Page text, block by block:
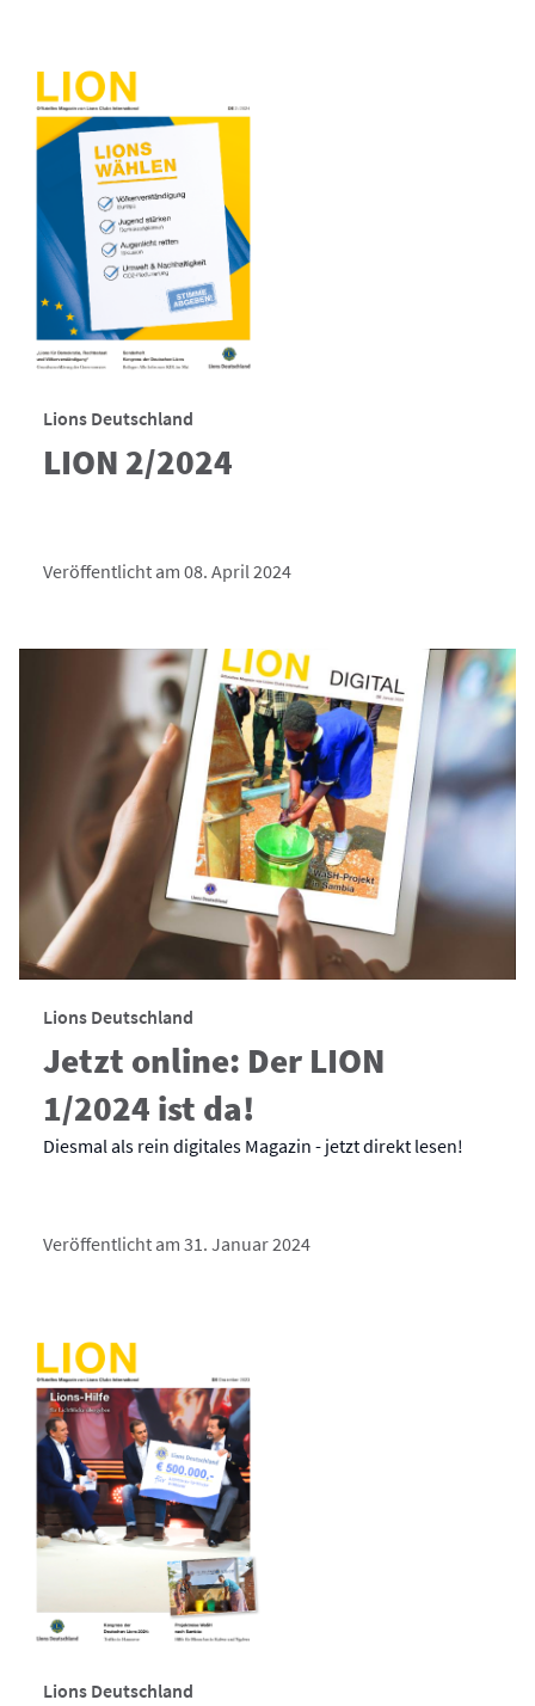
Lions Deutschland
LION 2/2024
Veröffentlicht am 08. April 2024
Lions Deutschland
Jetzt online: Der LION
1/2024 ist da!
Diesmal als rein digitales Magazin - jetzt direkt lesen!
Veröffentlicht am 31. Januar 2024
Lions Deutschland